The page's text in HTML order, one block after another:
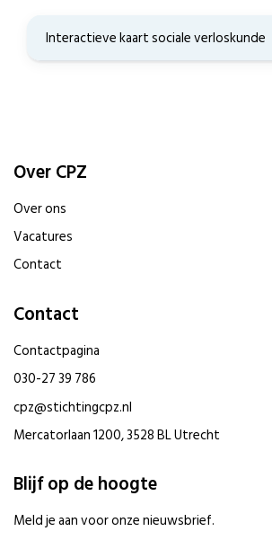
Interactieve kaart sociale verloskunde
Over CPZ
Over ons
Vacatures
Contact
Contact
Contactpagina
030-27 39 786
cpz@stichtingcpz.nl
Mercatorlaan 1200, 3528 BL Utrecht
Blijf op de hoogte
Meld je aan voor onze nieuwsbrief.